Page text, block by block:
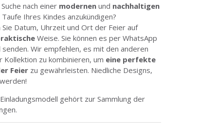
nach einer modernen und nachhaltigen
Ihres Kindes anzukündigen?
Sie Datum, Uhrzeit und Ort der Feier auf
Weise. Sie können es per WhatsApp
Wir empfehlen, es mit den anderen
Kollektion zu kombinieren, um eine perfekte
Feier zu gewährleisten. Niedliche Designs,
gehört zur Sammlungder
.